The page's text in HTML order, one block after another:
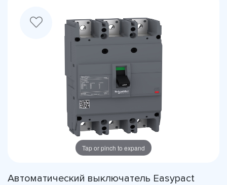
Tap or pinch to expand
Автоматический выключатель Easypact